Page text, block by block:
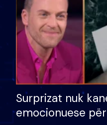
Surprizat nuk
emocionuese